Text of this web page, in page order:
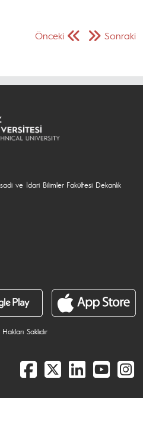
Önceki Sonraki
ve İdari Bilimler Fakültesi Dekanlık
Saklıdır